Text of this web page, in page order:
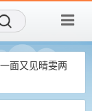
一面又见晴雯两